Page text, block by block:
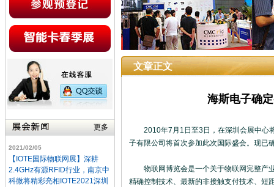
更多
2021/02/05
【IOTE国际物联网展】深耕
2.4GHz有源RFID行业，南京中
科微将精彩亮相IOTE2021深圳
文章正文
海斯电子确
2010年7月1日至3日，在深圳会展中心将
子有限公司将首次参加此次国际盛会。现
物联网博览会是一个关于物联网完整产业
精确控制技术、最新的非接触支付技术、短